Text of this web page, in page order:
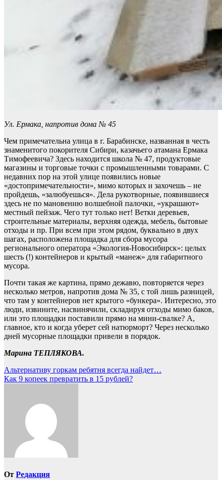
Ул. Ермака, напротив дома № 45
Чем примечательна улица в г. Барабинске, названная в честь
знаменитого покорителя Сибири, казачьего атамана Ермака
Тимофеевича? Здесь находится школа № 47, продуктовые
магазины и торговые точки с промышленными товарами. С
недавних пор на этой улице появились новые
«достопримечательности», мимо которых и захочешь – не
пройдешь, «залюбуешься». Дела рукотворные, появившиеся
здесь не по мановению волшебной палочки, «украшают»
местный пейзаж. Чего тут только нет! Ветки деревьев,
строительные материалы, верхняя одежда, мебель, бытовые
отходы и пр. При всем при этом рядом, буквально в двух
шагах, расположена площадка для сбора мусора
регионального оператора «Экология-Новосибирск»: целых
шесть (!) контейнеров и крытый «манеж» для габаритного
мусора.
Почти такая же картина, прямо дежавю, повторяется через
несколько метров, напротив дома № 35, с той лишь разницей,
что там у контейнеров нет крытого «бункера». Интересно, это
люди, извините, насвинячили, складируя отходы мимо баков,
или это площадки поставили прямо на мини-свалке? А,
главное, кто и когда уберет сей натюрморт? Через несколько
дней мусорные площадки привели в порядок.
Марина ТЕПЛЯКОВА.
Навигация
по
Альтернативу горкам ребятня всегда найдет…
Как 9 копеек превратить в 15 рублей?
От Редакция